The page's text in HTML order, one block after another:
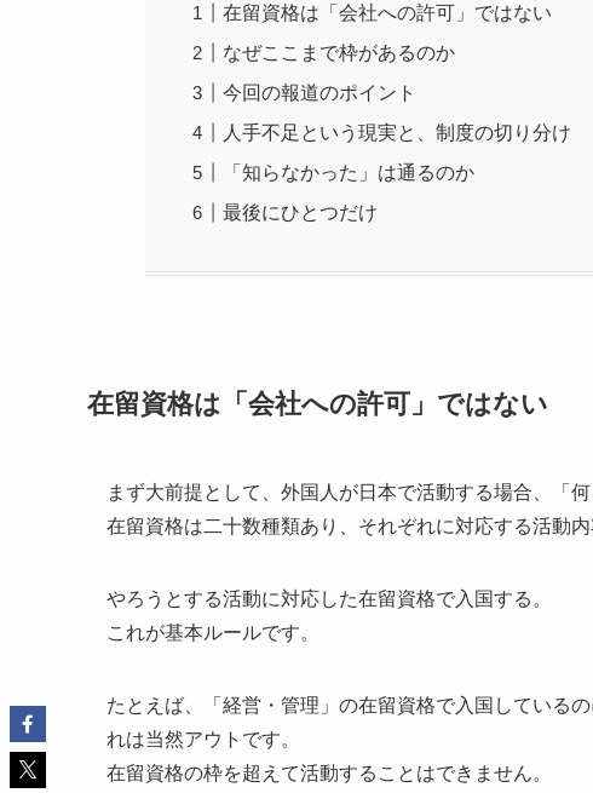
在留資格は「会社への許可」ではない
なぜここまで枠があるのか
今回の報道のポイント
人手不足という現実と、制度の切り分け
「知らなかった」は通るのか
最後にひとつだけ
在留資格は「会社への許可」ではない
まず大前提として、外国人が日本で活動する場合、「
在留資格は二十数種類あり、それぞれに対応する活動内
やろうとする活動に対応した在留資格で入国する。
これが基本ルールです。
たとえば、「経営・管理」の在留資格で入国している
れは当然アウトです。
在留資格の枠を超えて活動することはできません。